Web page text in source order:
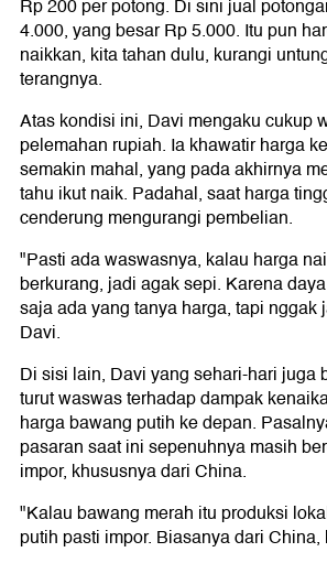
Rp 200 per potong. Di sini jual
4.000, yang besar Rp 5.000. Itu pun
naikkan, kita tahan dulu, kurangi
terangnya.
Atas kondisi ini, Davi mengaku cukup
pelemahan rupiah. Ia khawatir harga
semakin mahal, yang pada akhirnya
tahu ikut naik. Padahal, saat harga
cenderung mengurangi pembelian.
"Pasti ada waswasnya, kalau harga
berkurang, jadi agak sepi. Karena
saja ada yang tanya harga, tapi nggak
Davi.
Di sisi lain, Davi yang sehari-hari juga
turut waswas terhadap dampak
harga bawang putih ke depan.
pasaran saat ini sepenuhnya masih
impor, khususnya dari China.
"Kalau bawang merah itu produksi
putih pasti impor. Biasanya dari